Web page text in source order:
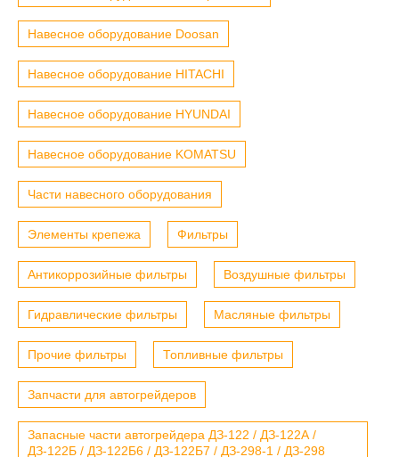
Навесное оборудование Doosan
Навесное оборудование HITACHI
Навесное оборудование HYUNDAI
Навесное оборудование KOMATSU
Части навесного оборудования
Элементы крепежа Фильтры
Антикоррозийные фильтры Воздушные фильтры
Гидравлические фильтры Масляные фильтры
Прочие фильтры Топливные фильтры
Запчасти для автогрейдеров
Запасные части автогрейдера ДЗ-122 / ДЗ-122А /
ДЗ-122Б / ДЗ-122Б6 / ДЗ-122Б7 / ДЗ-298-1 / ДЗ-298